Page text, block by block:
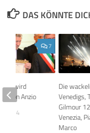
DAS KÖNNTE
Die
Venedigs,
Gilmour
Venezia,
Marco
7
wird
von Anzio
2014